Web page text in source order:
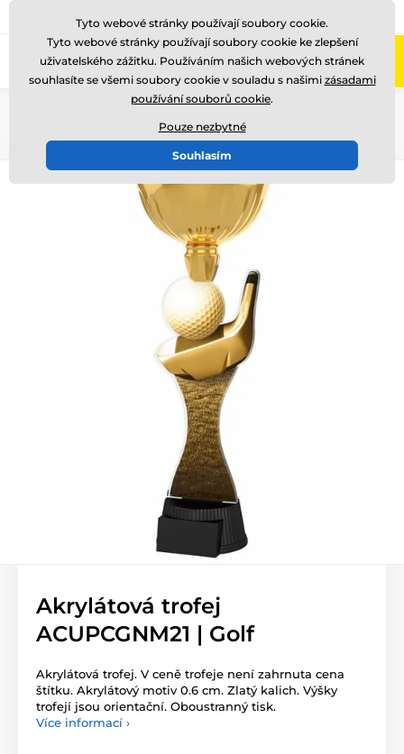
Zavolejte nám (Po-Pá 8-17)
Akrylátová trofej
ACUPCGNM21 | Golf
Akrylátová trofej. V ceně trofeje není zahrnuta cena
štítku. Akrylátový motiv 0.6 cm. Zlatý kalich. Výšky
trofejí jsou orientační. Oboustranný tisk.
Více informací ›
Tyto webové stránky používají soubory cookie.
Tyto webové stránky používají soubory cookie ke zlepšení
uživatelského zážitku. Používáním našich webových stránek
souhlasíte se všemi soubory cookie v souladu s našimi zásadami
používání souborů cookie.
Pouze nezbytné
Souhlasím